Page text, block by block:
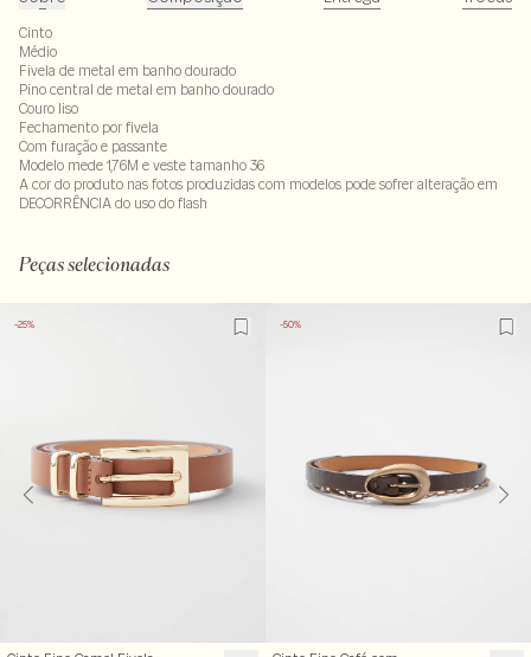
Cinto
Médio
Fivela de metal em banho dourado
Pino central de metal em banho dourado
Couro liso
Fechamento por fivela
Com furação e passante
Modelo mede 1,76M e veste tamanho 36
A cor do produto nas fotos produzidas com modelos pode sofrer alteração em
DECORRÊNCIA do uso do flash
Peças selecionadas
-25% -50%